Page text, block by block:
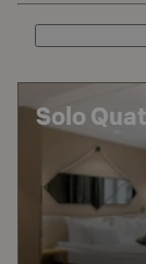
Solo